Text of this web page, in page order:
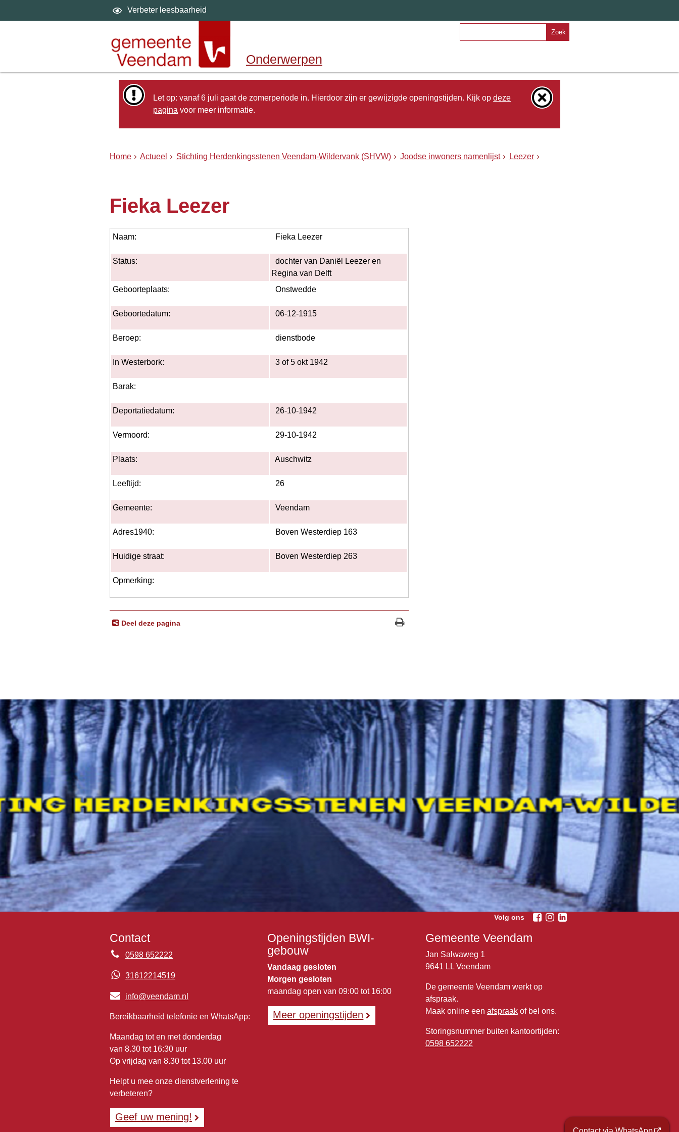
Verbeter leesbaarheid
Zoek
Onderwerpen
Let op: vanaf 6 juli gaat de zomerperiode in. Hierdoor zijn er gewijzigde openingstijden. Kijk opdeze
pagina voor meer informatie.
Home Actueel Stichting Herdenkingsstenen Veendam-Wildervank (SHVW) Joodse inwoners namenlijst Leezer
Fieka Leezer
Naam: Fieka Leezer
Status:
dochter van Daniël Leezer en
Regina van Delft
Geboorteplaats:
Onstwedde
Geboortedatum: 06-12-1915
Beroep: dienstbode
In Westerbork: 3 of 5 okt 1942
Barak:
Deportatiedatum: 26-10-1942
Vermoord: 29-10-1942
Plaats: Auschwitz
Leeftijd: 26
Gemeente: Veendam
Adres1940: Boven Westerdiep 163
Huidige straat: Boven Westerdiep 263
Opmerking:
Deel deze pagina
Volg ons
Contact
0598 652222
31612214519
info@veendam.nl
Bereikbaarheid telefonie en WhatsApp:
Maandag tot en met donderdag
van 8.30 tot 16:30 uur
Op vrijdag van 8.30 tot 13.00 uur
Helpt u mee onze dienstverlening te
verbeteren?
Geef uw mening!
Openingstijden BWI-
gebouw
Vandaag gesloten
Morgen gesloten
maandag open van 09:00 tot 16:00
Meer openingstijden
Gemeente Veendam
Jan Salwaweg 1
9641 LL Veendam
De gemeente Veendam werkt op
afspraak.
Maak online een afspraakof bel ons.
Storingsnummer buiten kantoortijden:
0598 652222